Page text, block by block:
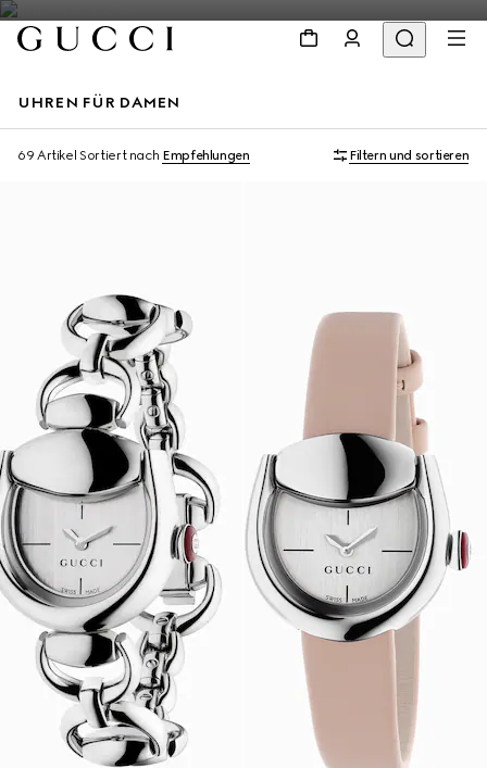
UHREN FÜR DAMEN
69 Artikel Sortiert nach Empfehlungen Filtern und sortieren